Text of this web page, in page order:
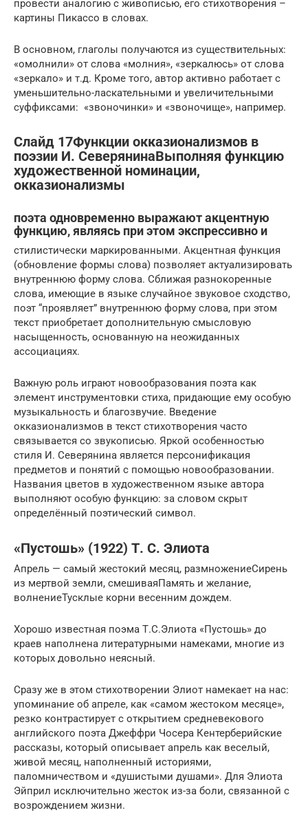
провести аналогию с живописью, его стихотворения –
картины Пикассо в словах.
В основном, глаголы получаются из существительных:
«омолнили» от слова «молния», «зеркалюсь» от слова
«зеркало» и т.д. Кроме того, автор активно работает с
уменьшительно-ласкательными и увеличительными
суффиксами: «звоночинки» и «звоночище», например.
Слайд 17Функции окказионализмов в
поэзии И. СеверянинаВыполняя функцию
художественной номинации,
окказионализмы
поэта одновременно выражают акцентную
функцию, являясь при этом экспрессивно и
стилистически маркированными. Акцентная функция
(обновление формы слова) позволяет актуализировать
внутреннюю форму слова. Сближая разнокоренные
слова, имеющие в языке случайное звуковое сходство,
поэт “проявляет” внутреннюю форму слова, при этом
текст приобретает дополнительную смысловую
насыщенность, основанную на неожиданных
ассоциациях.
Важную роль играют новообразования поэта как
элемент инструментовки стиха, придающие ему особую
музыкальность и благозвучие. Введение
окказионализмов в текст стихотворения часто
связывается со звукописью. Яркой особенностью
стиля И. Северянина является персонификация
предметов и понятий с помощью новообразовании.
Названия цветов в художественном языке автора
выполняют особую функцию: за словом скрыт
определённый поэтический символ.
«Пустошь» (1922) Т. С. Элиота
Апрель — самый жестокий месяц, размножениеСирень
из мертвой земли, смешиваяПамять и желание,
волнениеТусклые корни весенним дождем.
Хорошо известная поэма Т.С.Элиота «Пустошь» до
краев наполнена литературными намеками, многие из
которых довольно неясный.
Сразу же в этом стихотворении Элиот намекает на нас:
упоминание об апреле, как «самом жестоком месяце»,
резко контрастирует с открытием средневекового
английского поэта Джеффри Чосера Кентерберийские
рассказы, который описывает апрель как веселый,
живой месяц, наполненный историями,
паломничеством и «душистыми душами». Для Элиота
Эйприл исключительно жесток из-за боли, связанной с
возрождением жизни.